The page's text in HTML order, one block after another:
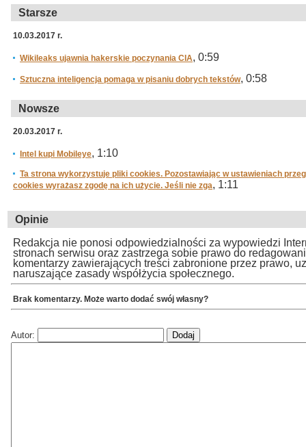
Starsze
10.03.2017 r.
Wikileaks ujawnia hakerskie poczynania CIA, 0:59
Sztuczna inteligencja pomaga w pisaniu dobrych tekstów, 0:58
Nowsze
20.03.2017 r.
Intel kupi Mobileye, 1:10
Ta strona wykorzystuje pliki cookies. Pozostawiając w ustawieniach
cookies wyrażasz zgodę na ich użycie. Jeśli nie zga, 1:11
Opinie
Redakcja nie ponosi odpowiedzialności za wypowiedzi
stronach serwisu oraz zastrzega sobie prawo do
komentarzy zawierających treści zabronione przez prawo,
naruszające zasady współżycia społecznego.
Brak komentarzy. Może warto dodać swój własny?
Autor: